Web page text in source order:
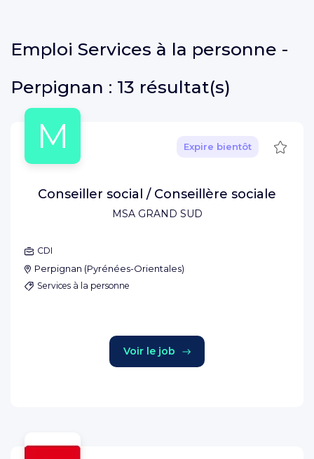
Emploi Services à la personne -
Perpignan : 13 résultat(s)
M
MSA GRAND SUD
Expire bientôt
Conseiller social / Conseillère sociale
CDI
Perpignan (Pyrénées-Orientales)
Services à la personne
Voir le job